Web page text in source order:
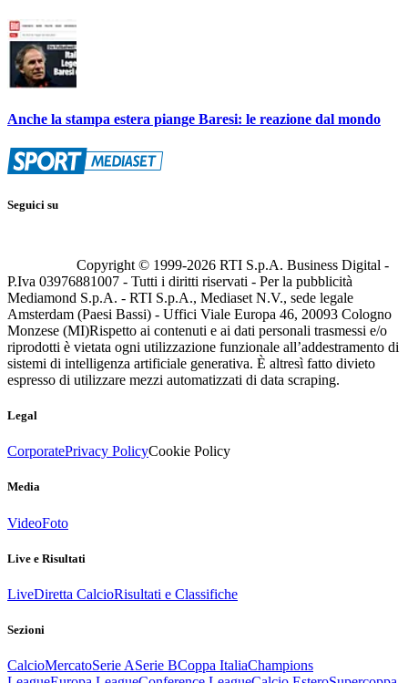
Anche la stampa estera piange Baresi: le reazione dal mondo
Seguici su
Copyright © 1999-2026 RTI S.p.A. Business Digital -
P.Iva 03976881007 - Tutti i diritti riservati - Per la pubblicità
Mediamond S.p.A. - RTI S.p.A., Mediaset N.V., sede legale
Amsterdam (Paesi Bassi) - Uffici Viale Europa 46, 20093 Cologno
Monzese (MI)Rispetto ai contenuti e ai dati personali trasmessi e/o
riprodotti è vietata ogni utilizzazione funzionale all’addestramento di
sistemi di intelligenza artificiale generativa. È altresì fatto divieto
espresso di utilizzare mezzi automatizzati di data scraping.
Legal
CorporatePrivacy PolicyCookie Policy
Media
VideoFoto
Live e Risultati
LiveDiretta CalcioRisultati e Classifiche
Sezioni
CalcioMercatoSerie ASerie BCoppa ItaliaChampions